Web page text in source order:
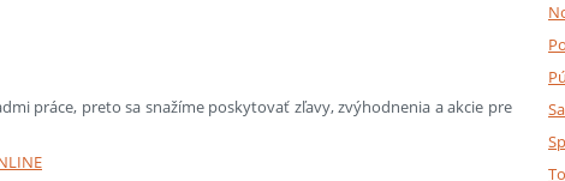
práce, preto sa snažíme poskytovať zľavy, zvýhodnenia a akcie pre